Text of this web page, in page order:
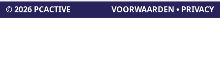
© 2026 PCACTIVE VOORWAARDEN • PRIVACY